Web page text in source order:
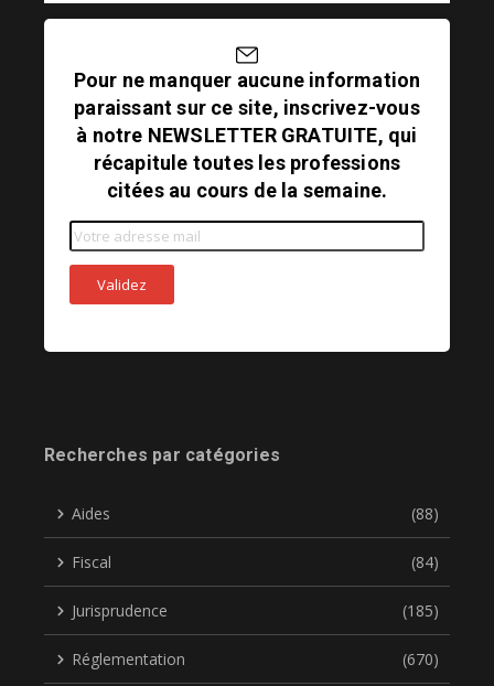
Pour ne manquer aucune information
paraissant sur ce site, inscrivez-vous
à notre NEWSLETTER GRATUITE, qui
récapitule toutes les professions
citées au cours de la semaine.
Recherches par catégories
Aides (88)
Fiscal (84)
Jurisprudence (185)
Réglementation (670)